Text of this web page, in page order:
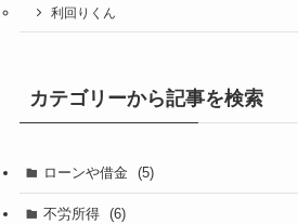
利回りくん
カテゴリーから記事を検索
ローンや借金 (5)
不労所得 (6)